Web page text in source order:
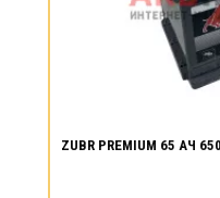
ZUBR PREMIUM 65 АЧ